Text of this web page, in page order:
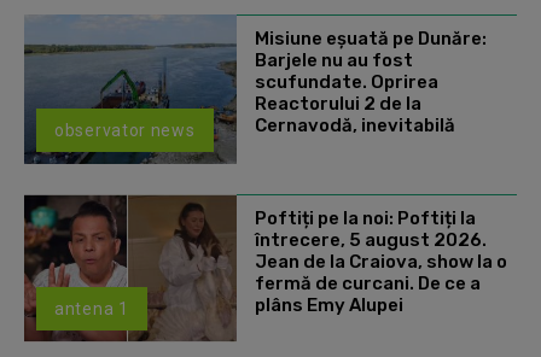
observator news
Misiune eșuată pe Dunăre:
Barjele nu au fost
scufundate. Oprirea
Reactorului 2 de la
Cernavodă, inevitabilă
antena 1
Poftiți pe la noi: Poftiți la
întrecere, 5 august 2026.
Jean de la Craiova, show la o
fermă de curcani. De ce a
plâns Emy Alupei